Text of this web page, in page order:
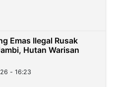
Emas Ilegal Rusak
Hutan Warisan
- 16:23